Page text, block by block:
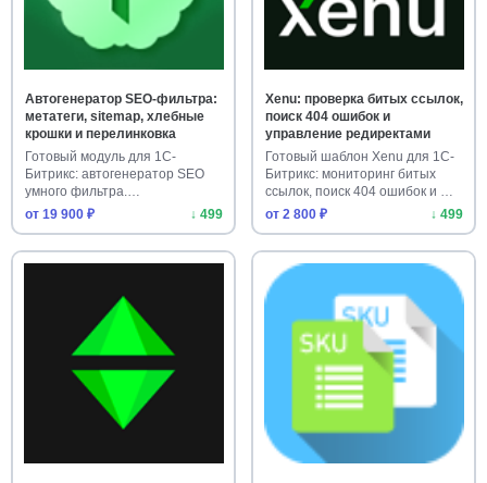
Автогенератор SEO-фильтра:
метатеги, sitemap, хлебные
крошки и перелинковка
Готовый модуль для 1С-
Битрикс: автогенератор SEO
умного фильтра.
Автоматически с…
от 19 900 ₽ ↓ 499
Xenu: проверка битых ссылок,
поиск 404 ошибок и
управление редиректами
Готовый шаблон Xenu для 1С-
Битрикс: мониторинг битых
ссылок, поиск 404 ошибок и …
от 2 800 ₽
↓ 499